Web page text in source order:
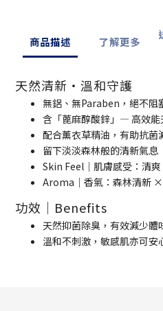
商品描述 了解更多
天然清新・溫和守護
無鋁、無Paraben，絕不阻
含「蓖麻醇酸鋅」— 高效能
配合薰衣草精油，有助抗菌
留下淡淡森林般的清新氣息
Skin Feel｜肌膚感受：清
Aroma｜香氣：森林清新
功效｜Benefits
天然抑菌除臭，有效減少體
溫和不刺激，敏感肌亦可安